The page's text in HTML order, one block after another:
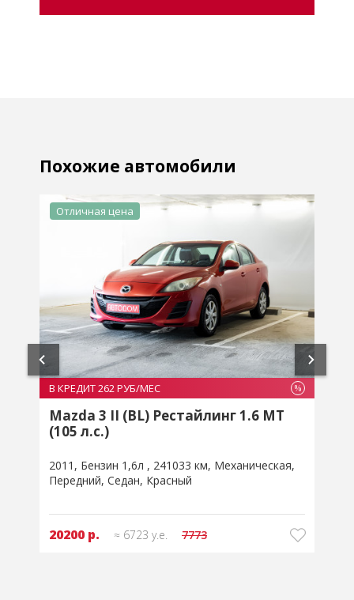
Похожие автомобили
Отличная цена
В КРЕДИТ 262 РУБ/МЕС %
Mazda 3 II (BL) Рестайлинг 1.6 MT
(105 л.с.)
2011 Бензин 1,6л 241033 км Механическая
Передний Седан Красный
20200 р. ≈ 6723 у.е. 7773